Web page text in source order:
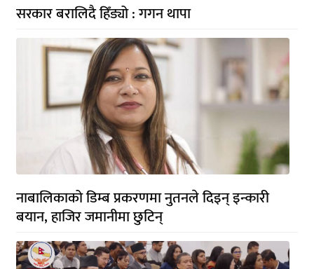
सरकार बरालिदै हिँड्यो : गगन थापा
नाबालिकाको डिम्ब प्रकरणमा नुतनले दिइन् इन्कारी
बयान, हाजिर जमानीमा छुटिन्